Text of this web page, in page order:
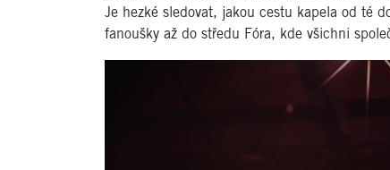
Je hezké sledovat, jakou cestu kapela od té
fanoušky až do středu Fóra, kde všichni